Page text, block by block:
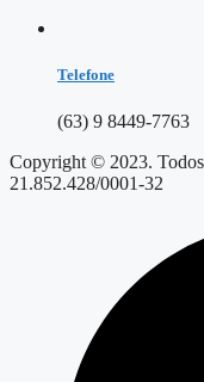
Telefone
(63) 9 8449-7763
Copyright © 2023.
21.852.428/0001-32